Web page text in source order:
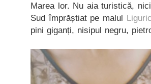
Marea lor. Nu aia turistică,
Sud împrăștiat pe malul
pini giganți, nisipul negru,